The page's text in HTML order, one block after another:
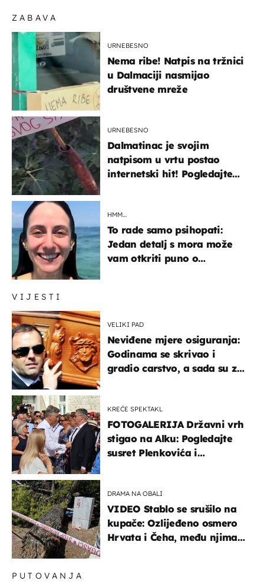
VIJESTI
VELIKI PAD
Neviđene mjere osiguranja:
Godinama se skrivao i
gradio carstvo, a sada su za
KREĆE SPEKTAKL
FOTOGALERIJA Državni vrh
stigao na Alku: Pogledajte
susret Plenkovića i
DRAMA NA OBALI
VIDEO Stablo se srušilo na
kupače: Ozlijeđeno osmero
Hrvata i Čeha, među njima
ZABAVA
URNEBESNO
Nema ribe! Natpis na tržnici
u Dalmaciji nasmijao
društvene mreže
URNEBESNO
Dalmatinac je svojim
natpisom u vrtu postao
internetski hit! Pogledajte
HMM…
To rade samo psihopati:
Jedan detalj s mora može
vam otkriti puno o
PUTOVANJA